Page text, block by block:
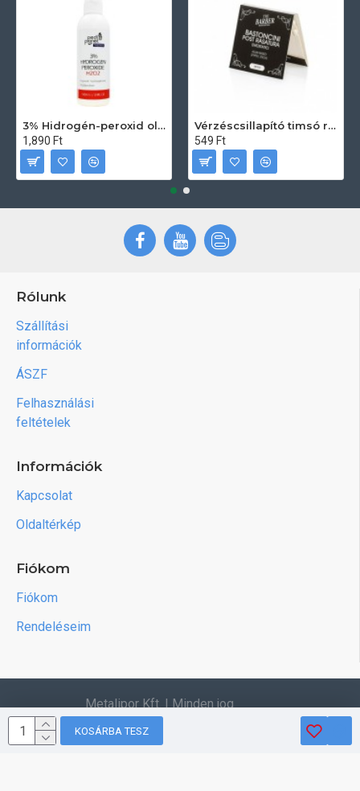
KOSÁRBA TESZ
3% Hidrogén-peroxid oldat (sebfertőtlenítő) 100ml
1,890 Ft
Vérzéscsillapító timsó rúd 20db
549 Ft
Rólunk
Szállítási
információk
ÁSZF
Felhasználási
feltételek
Információk
Kapcsolat
Oldaltérkép
Fiókom
Fiókom
Rendeléseim
Metalipor Kft. | Minden jog
fenntartva.